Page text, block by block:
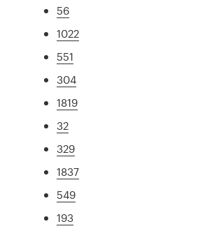
56
1022
551
304
1819
32
329
1837
549
193